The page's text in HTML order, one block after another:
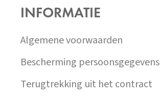
INFORMATIE
Algemene voorwaarden
Bescherming persoonsgegevens
Terugtrekking uit het contract